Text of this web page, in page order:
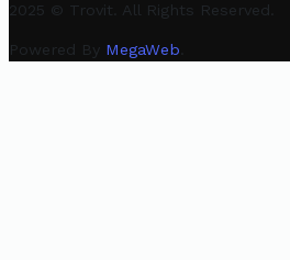
2025 © Trovit. All Rights Reserved.
Powered By MegaWeb